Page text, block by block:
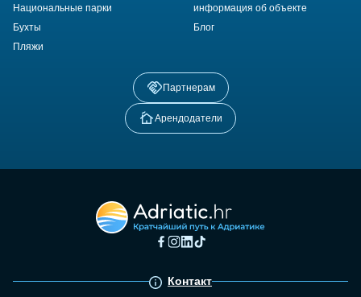
Национальные парки
Бухты
Пляжи
информация об объекте
Блог
Партнерам
Арендодатели
Контакт